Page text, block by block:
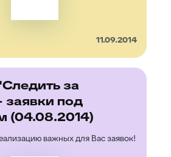
11.09.2014
за
заявки под
контролем (04.08.2014)
важных для Вас заявок!